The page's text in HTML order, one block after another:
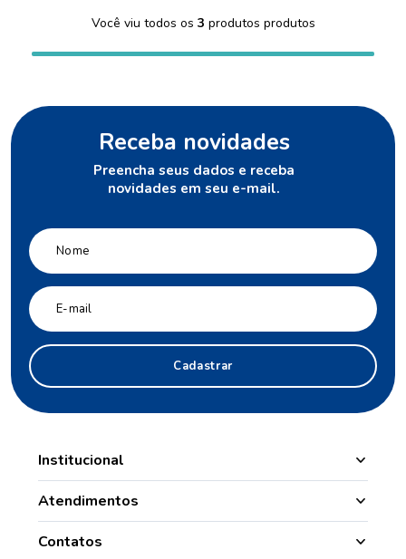
Você viu todos os 3 produtos
Receba novidades
Preencha seus dados e receba
novidades em seu e-mail.
Cadastrar
Institucional
Manipulação
Quem Somos
Atendimentos
Nossas Lojas
Contatos